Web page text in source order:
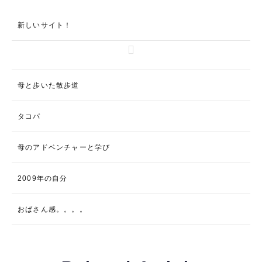
新しいサイト！
母と歩いた散歩道
タコパ
母のアドベンチャーと学び
2009年の自分
おばさん感。。。。